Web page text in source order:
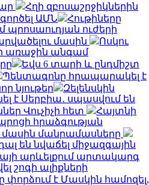
Հղի զբոսաշրջիկներին
ԱՄՆ
Հութիները
պրոսաուդյան ուժերի
մասին
Ոսկու
առաջին անգամ
Եվս 6 տարի և ընդմիշտ
Պենտագոնը հրապարակել է
նյութեր
Զելենսկին
է Սերբիա․ սպասվում են
Վուչիչի հետ
Հայտնի
հրաձգության
մանրամասները
են նվաճել միջազգային
արևելքում արտակարգ
շոգի ալիքների
փորձում է Մասկին համոզել,